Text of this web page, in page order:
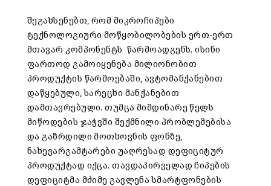
შეგახსენებთ, რომ მიკროჩიპები
ტექნოლოგიური მოწყობილობების ერთ-ერთ
მთავარ კომპონენტს წარმოადგენს. ისინი
ფართოდ გამოიყენება მილიონობით
პროდუქტის წარმოებაში, ავტომანქანებით
დაწყებული, სარეცხი მანქანებით
დამთავრებული. თუმცა მიმდინარე წელს
მიწოდების ჯაჭვში შექმნილი პრობლემებისა
და გაზრდილი მოთხოვნის ფონზე,
ნახევარგამტარები უაღრესად დეფიციტურ
პროდუქტად იქცა. თავდაპირველად ჩიპების
დეფიციტმა მძიმე გავლენა სმარტფონების